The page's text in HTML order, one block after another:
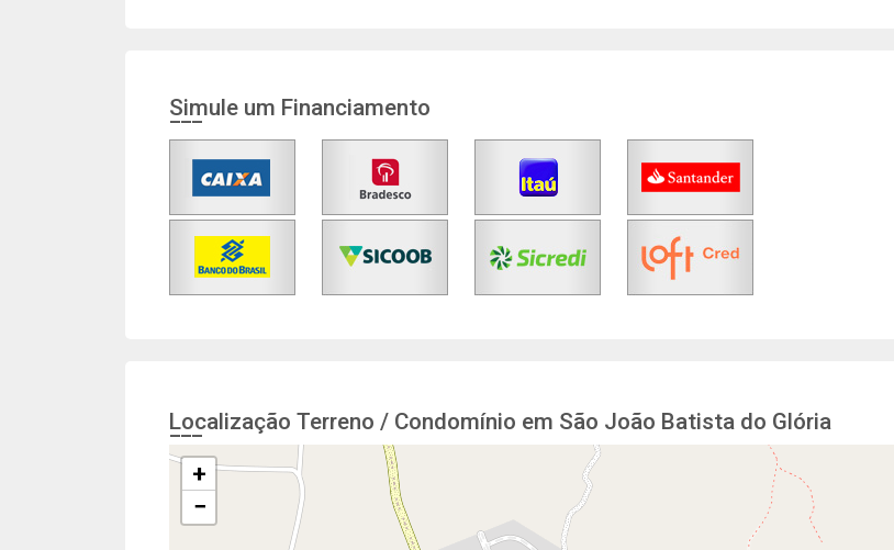
Simule um Financiamento
Localização Terreno / Condomínio em São João Batista do Glória
+
−